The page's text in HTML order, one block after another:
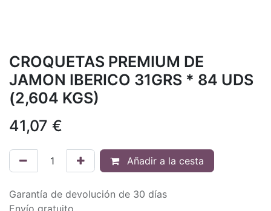
CROQUETAS PREMIUM DE
JAMON IBERICO 31GRS * 84 UDS
(2,604 KGS)
41,07 €
Añadir a la cesta
Garantía de devolución de 30 días
Envío gratuito.